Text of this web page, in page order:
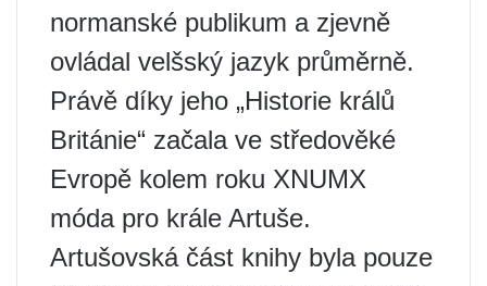
normanské publikum a zjevně
ovládal velšský jazyk průměrně.
Právě díky jeho „Historie králů
Británie“ začala ve středověké
Evropě kolem roku XNUMX
móda pro krále Artuše.
Artušovská část knihy byla pouze